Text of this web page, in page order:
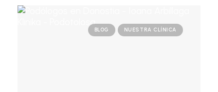
BLOG NUESTRA CLÍNICA